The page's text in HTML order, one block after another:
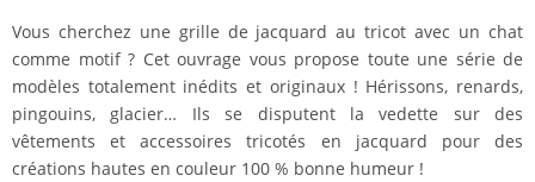
Vous cherchez une grille de jacquard au tricot avec un chat
comme motif ? Cet ouvrage vous propose toute une série de
modèles totalement inédits et originaux ! Hérissons, renards,
pingouins, glacier… Ils se disputent la vedette sur des
vêtements et accessoires tricotés en jacquard pour des
créations hautes en couleur 100 % bonne humeur !